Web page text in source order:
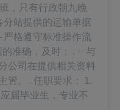
，只有行政朝九晚
站提供的运输单据
严格遵守标准操作流
准确，及时； . -- 与
公司在提供相关资料
管。 . 任职要求： 1.
届毕业生，专业不